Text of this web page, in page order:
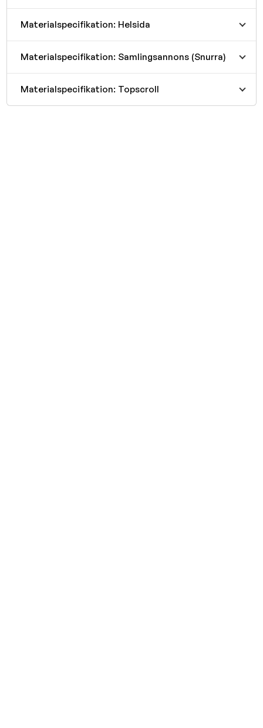
Materialspecifikation: Helsida
Materialspecifikation: Samlingsannons (Snurra)
Materialspecifikation: Topscroll